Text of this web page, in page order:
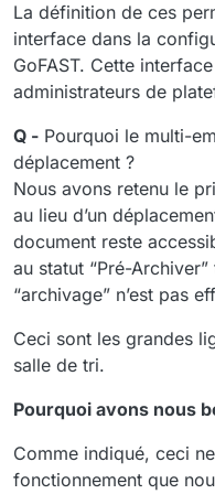
La définition de ces
interface dans la
GoFAST. Cette
administrateurs de
Q - Pourquoi le multi-
déplacement ?
Nous avons retenu le
au lieu d’un
document reste
au statut “Pré-
“archivage” n’est pas
Ceci sont les grandes
salle de tri.
Pourquoi avons nous
Comme indiqué, ceci
fonctionnement que